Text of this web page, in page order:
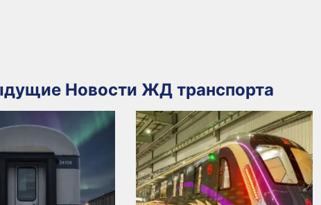
Новости ЖД транспорта